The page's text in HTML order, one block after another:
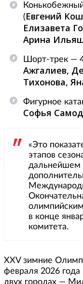
(Евгений
Елизавета
Арина
Шорт-трек —
Ажгалиев,
Тихонова,
Фигурное
Софья
«Это
этапов
дальнейшем
в конце
комитета.
XXV зимние
февраля 2026 года
двух городах —